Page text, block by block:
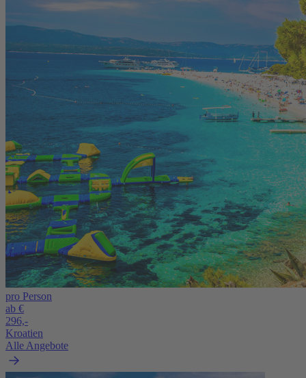
pro Person
ab €
296,-
Kroatien
Alle Angebote